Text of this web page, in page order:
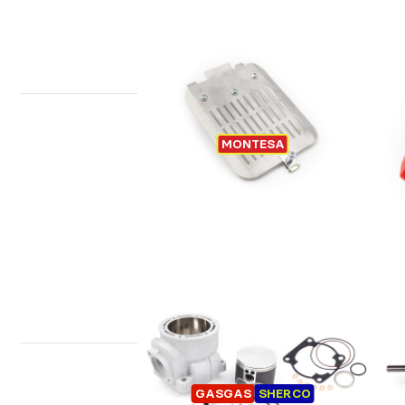
MONTESA
ACCÈS RAPIDE FILTRE À AIR
MONTESA 4RIDE
GASGAS SHERCO
CYLINDRE-PISTON KIT TRIAL